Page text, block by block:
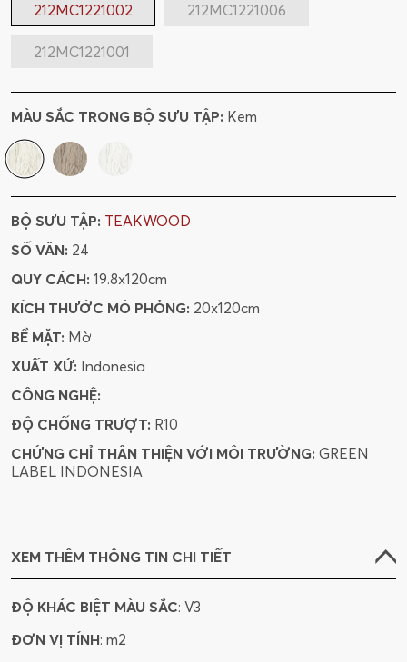
212MC1221002
212MC1221006
212MC1221001
MÀU SẮC TRONG BỘ SƯU TẬP: Kem
BỘ SƯU TẬP: TEAKWOOD
SỐ VÂN: 24
QUY CÁCH: 19.8x120cm
KÍCH THƯỚC MÔ PHỎNG: 20x120cm
BỀ MẶT: Mờ
XUẤT XỨ: Indonesia
CÔNG NGHỆ:
ĐỘ CHỐNG TRƯỢT: R10
CHỨNG CHỈ THÂN THIỆN VỚI MÔI TRƯỜNG: GREEN
LABEL INDONESIA
XEM THÊM THÔNG TIN CHI TIẾT
ĐỘ KHÁC BIỆT MÀU SẮC: V3
ĐƠN VỊ TÍNH: m2